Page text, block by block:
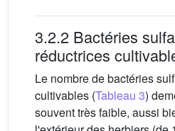
3.2.2 Bactéries
réductrices
Le nombre de bactéries
cultivables (Tableau 3)
souvent très faible, aussi